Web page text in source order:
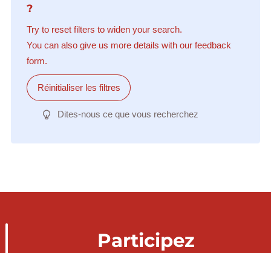
?
Try to reset filters to widen your search.
You can also give us more details with our feedback
form.
Réinitialiser les filtres
Dites-nous ce que vous recherchez
Participez